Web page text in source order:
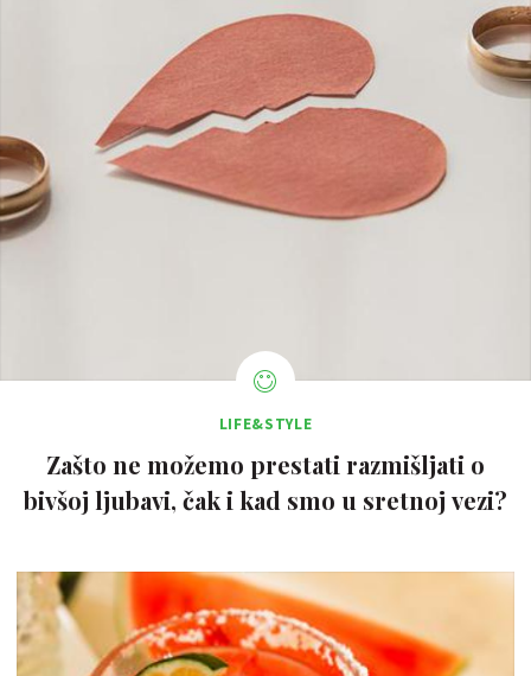
LIFE&STYLE
Zašto ne možemo prestati razmišljati o
bivšoj ljubavi, čak i kad smo u sretnoj vezi?